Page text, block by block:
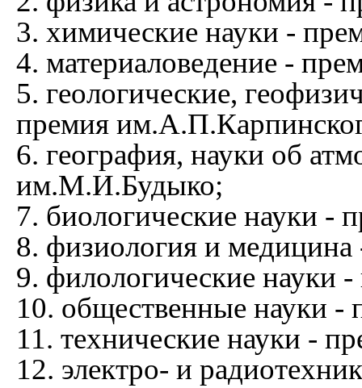
3. химические науки -
4. материаловедение -
5. геологические,
премия
6. география, науки об
им.М.И.Будыко;
7. биологические науки
8. физиология и
9. филологические науки
10. общественные науки
11. технические науки -
12. электро- и